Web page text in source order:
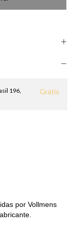
196,
Grátis
por Vollmens